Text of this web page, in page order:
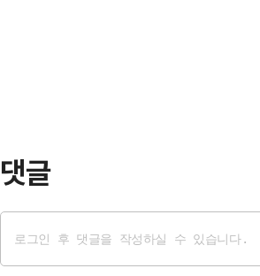
댓글